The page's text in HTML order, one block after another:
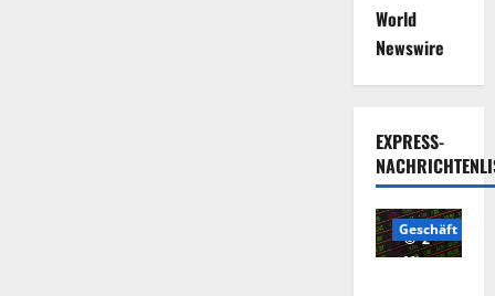
World
Newswire
EXPRESS-
2
Minuten
Geschäft